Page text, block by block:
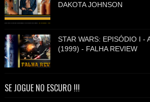
DAKOTA JOHNSON
STAR WARS: EPISÓDIO I -
(1999) - FALHA REVIEW
SE JOGUE NO ESCURO !!!